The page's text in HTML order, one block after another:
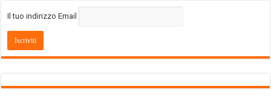
Il tuo indirizzo Email